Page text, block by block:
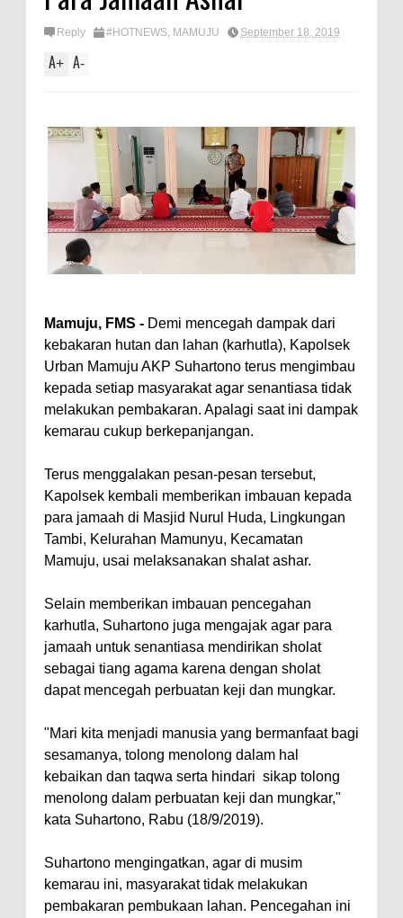
Reply #HOTNEWS, MAMUJU September 18, 2019
A+ A-
Mamuju, FMS - Demi mencegah dampak dari
kebakaran hutan dan lahan (karhutla), Kapolsek
Urban Mamuju AKP Suhartono terus mengimbau
kepada setiap masyarakat agar senantiasa tidak
melakukan pembakaran. Apalagi saat ini dampak
kemarau cukup berkepanjangan.
Terus menggalakan pesan-pesan tersebut,
Kapolsek kembali memberikan imbauan kepada
para jamaah di Masjid Nurul Huda, Lingkungan
Tambi, Kelurahan Mamunyu, Kecamatan
Mamuju, usai melaksanakan shalat ashar.
Selain memberikan imbauan pencegahan
karhutla, Suhartono juga mengajak agar para
jamaah untuk senantiasa mendirikan sholat
sebagai tiang agama karena dengan sholat
dapat mencegah perbuatan keji dan mungkar.
"Mari kita menjadi manusia yang bermanfaat bagi
sesamanya, tolong menolong dalam hal
kebaikan dan taqwa serta hindari sikap tolong
menolong dalam perbuatan keji dan mungkar,"
kata Suhartono, Rabu (18/9/2019).
Suhartono mengingatkan, agar di musim
kemarau ini, masyarakat tidak melakukan
pembakaran pembukaan lahan. Pencegahan ini